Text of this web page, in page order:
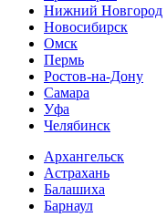
Нижний Новгород
Новосибирск
Омск
Пермь
Ростов-на-Дону
Самара
Уфа
Челябинск
Архангельск
Астрахань
Балашиха
Барнаул